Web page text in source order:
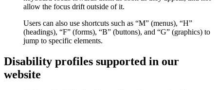
allow the focus drift outside of it.
Users can also use shortcuts such as “M” (menus), “H”
(headings), “F” (forms), “B” (buttons), and “G” (graphics) to
jump to specific elements.
Disability profiles supported in our
website